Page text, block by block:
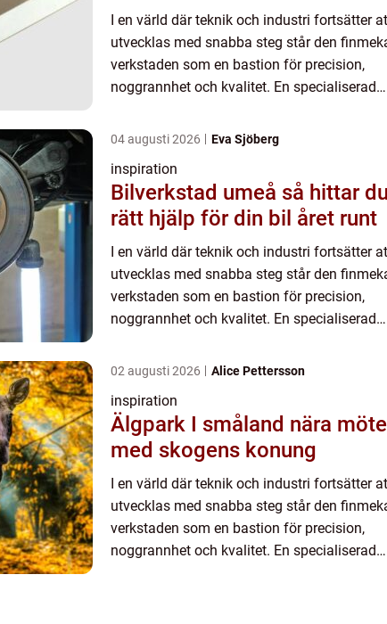
I en värld där teknik och industri fortsätter
utvecklas med snabba steg står den
verkstaden som en bastion för precision,
noggrannhet och kvalitet. En specialiserad
04 augusti 2026 Eva Sjöberg
inspiration
Bilverkstad umeå så hittar du
rätt hjälp för din bil året runt
I en värld där teknik och industri fortsätter
utvecklas med snabba steg står den
verkstaden som en bastion för precision,
noggrannhet och kvalitet. En specialiserad
02 augusti 2026 Alice Pettersson
inspiration
Älgpark I småland nära möten
med skogens konung
I en värld där teknik och industri fortsätter
utvecklas med snabba steg står den
verkstaden som en bastion för precision,
noggrannhet och kvalitet. En specialiserad